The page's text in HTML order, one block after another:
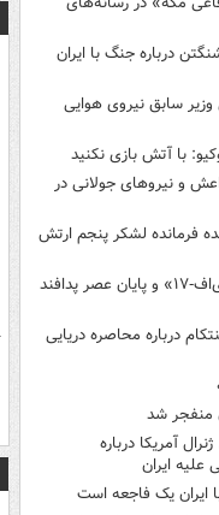
درباره جنگ با ایران
سابق نیروی هوایی
با آتش بازی نکنید
و نیروهای جولانی در
فرمانده لشکر پنجم ارتش
استقرار انبوه «دی‌اف‑۱۷» و پایان عصر پدافند
درباره محاصره دریایی
منفجر شد
آمریکا درباره
ایران
ایران یک فاجعه است